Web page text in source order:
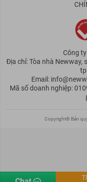
Công
Địa chỉ: Tòa nhà Newway,
tp
Email:
Mã số doanh nghiệp:
Copyright© Bản